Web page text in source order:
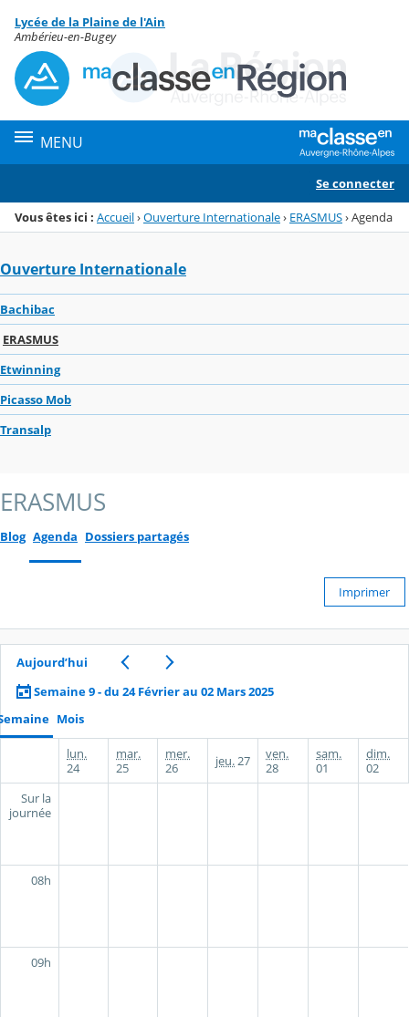
Menu de la rubrique
Contenu
Lycée de la Plaine de l'Ain
Ambérieu-en-Bugey
MENU
Se connecter
Vous êtes ici : Accueil›Ouverture Internationale› ERASMUS›Agenda
Ouverture Internationale
Bachibac
ERASMUS
Etwinning
Picasso Mob
Transalp
ERASMUS
Blog Agenda Dossiers partagés
Imprimer
Aujourd’hui
Semaine 9 - du 24 Février au 02 Mars 2025
Mois
lun.
24
mar.
25
mer.
26
jeu.27
ven.
28
sam.
01
dim.
02
Sur la
journée
08h
09h